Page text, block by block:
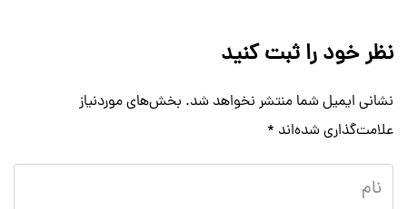
نظر خود را ثبت کنید
نشانی ایمیل شما منتشر نخواهد شد. بخش‌های موردنیاز
علامت‌گذاری شده‌اند *